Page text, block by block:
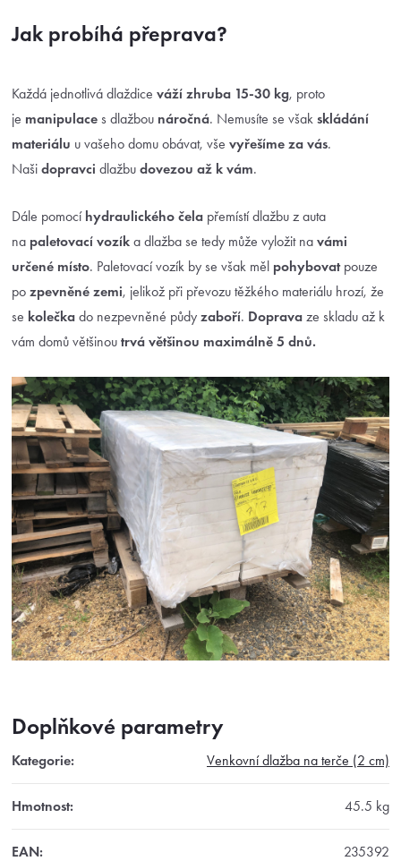
Jak probíhá přeprava?
Každá jednotlivá dlaždice váží zhruba 15-30 kg, proto
je manipulace s dlažbou náročná. Nemusíte se však skládání
materiálu u vašeho domu obávat, vše vyřešíme za vás.
Naši dopravci dlažbu dovezou až k vám.
Dále pomocí hydraulického čela přemístí dlažbu z auta
na paletovací vozík a dlažba se tedy může vyložit na vámi
určené místo. Paletovací vozík by se však měl pohybovatpouze
po zpevněné zemi, jelikož při převozu těžkého materiálu hrozí, že
se kolečka do nezpevněné půdy zaboří. Doprava ze skladu až k
vám domů většinou trvá většinou maximálně 5 dnů.
Doplňkové parametry
Kategorie: Venkovní dlažba na terče (2 cm)
Hmotnost: 45.5 kg
EAN: 235392